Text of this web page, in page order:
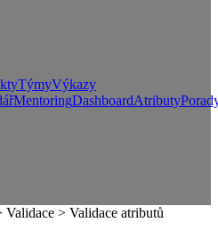
TýmyVýkazy
MentoringDashboardAtributy
> Validace atributů